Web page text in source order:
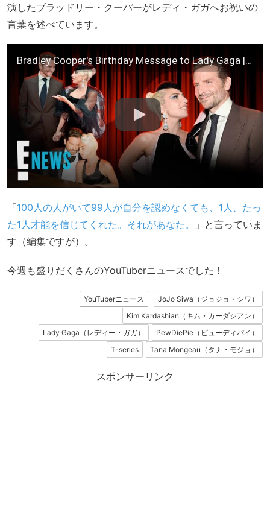
演したブラッドリー・クーパーがレディ・ガガへお祝いの
言葉を述べています。
Bradley Cooper's Birthday Message to Lady Gaga | E! News
「100人の人がいて99人が自分を認めなくても、1人、たっ
た1人才能を信じてくれた。それがあなた。
」と言っていま
す（編集ですが）。
今週も盛りだくさんのYouTuberニュースでした！
YouTuberニュース
JoJo Siwa（ジョジョ・シワ）
Kim Kardashian（キム・カーダシアン）
Lady Gaga（レディー・ガガ）
PewDiePie（ピューディパイ）
T-series
Tana Mongeau（タナ・モジョ）
スポンサーリンク